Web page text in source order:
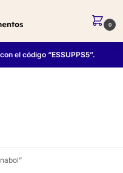
0
el código “ESSUPPS5”.